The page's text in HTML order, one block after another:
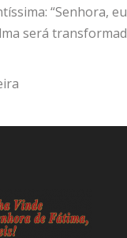
“Senhora,
será